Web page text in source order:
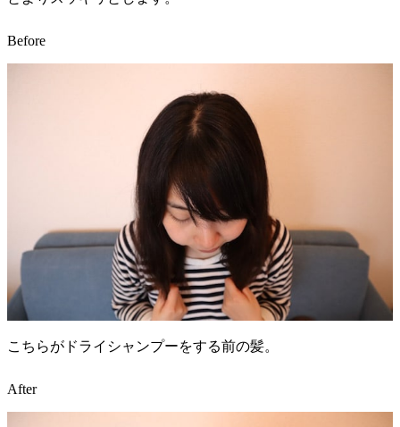
Before
こちらがドライシャンプーをする前の髪。
After